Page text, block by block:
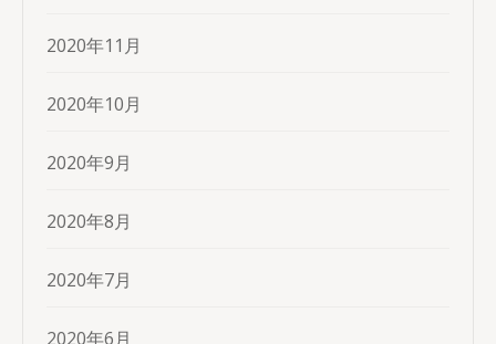
2020年11月
2020年10月
2020年9月
2020年8月
2020年7月
2020年6月